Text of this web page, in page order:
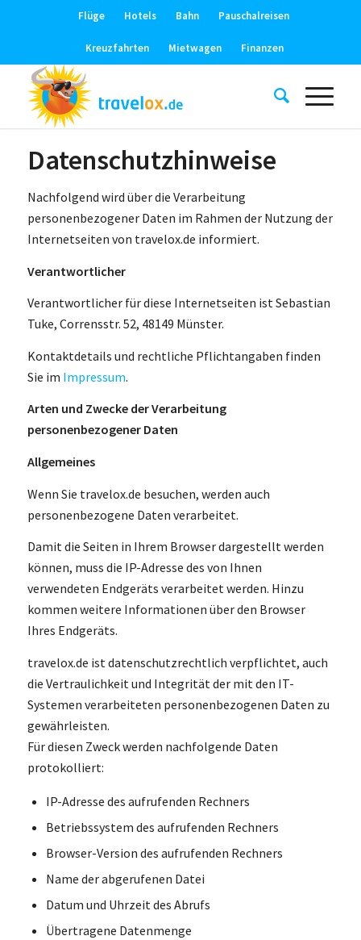
Flüge Hotels Bahn Pauschalreisen
Kreuzfahrten Mietwagen Finanzen
Datenschutzhinweise
Nachfolgend wird über die Verarbeitung
personenbezogener Daten im Rahmen der Nutzung der
Internetseiten von travelox.de informiert.
Verantwortlicher
Verantwortlicher für diese Internetseiten ist Sebastian
Tuke, Corrensstr. 52, 48149 Münster.
Kontaktdetails und rechtliche Pflichtangaben finden
Sie im Impressum.
Arten und Zwecke der Verarbeitung
personenbezogener Daten
Allgemeines
Wenn Sie travelox.de besuchen, werden auch
personenbezogene Daten verarbeitet.
Damit die Seiten in Ihrem Browser dargestellt werden
können, muss die IP-Adresse des von Ihnen
verwendeten Endgeräts verarbeitet werden. Hinzu
kommen weitere Informationen über den Browser
Ihres Endgeräts.
travelox.de ist datenschutzrechtlich verpflichtet, auch
die Vertraulichkeit und Integrität der mit den IT-
Systemen verarbeiteten personenbezogenen Daten zu
gewährleisten.
Für diesen Zweck werden nachfolgende Daten
protokolliert:
IP-Adresse des aufrufenden Rechners
Betriebssystem des aufrufenden Rechners
Browser-Version des aufrufenden Rechners
Name der abgerufenen Datei
Datum und Uhrzeit des Abrufs
Übertragene Datenmenge